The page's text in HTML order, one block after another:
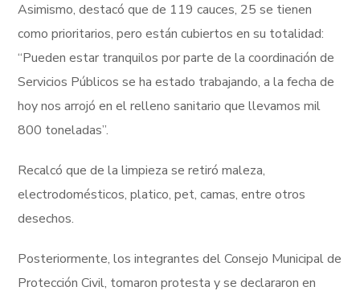
Asimismo, destacó que de 119 cauces, 25 se tienen
como prioritarios, pero están cubiertos en su totalidad:
“Pueden estar tranquilos por parte de la coordinación de
Servicios Públicos se ha estado trabajando, a la fecha de
hoy nos arrojó en el relleno sanitario que llevamos mil
800 toneladas”.
Recalcó que de la limpieza se retiró maleza,
electrodomésticos, platico, pet, camas, entre otros
desechos.
Posteriormente, los integrantes del Consejo Municipal de
Protección Civil, tomaron protesta y se declararon en